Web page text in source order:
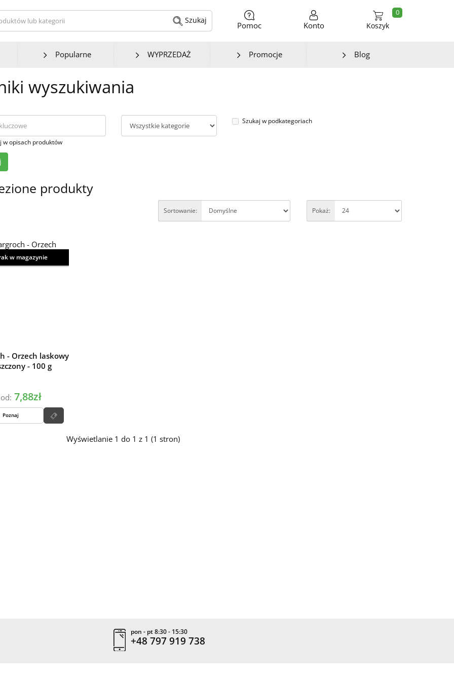
produktów lub kategorii Szukaj
Pomoc Konto Koszyk
0
Popularne WYPRZEDAŻ Promocje Blog
wyszukiwania
Szukaj w podkategoriach
w opisach produktów
produkty
Sortowanie: Pokaż:
w magazynie
- Orzech laskowy
- 100 g
od: 7,88zł
Poznaj
Wyświetlanie 1 do 1 z 1 (1 stron)
pon - pt 8:30 - 15:30
+48 797 919 738